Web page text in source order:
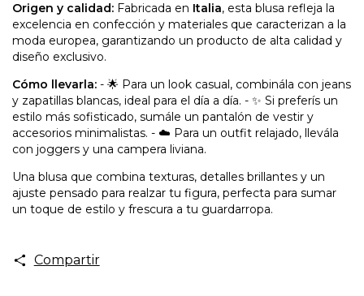
Origen y calidad: Fabricada en Italia, esta blusa refleja la
excelencia en confección y materiales que caracterizan a la
moda europea, garantizando un producto de alta calidad y
diseño exclusivo.
Cómo llevarla: - 🌟 Para un look casual, combinála con jeans
y zapatillas blancas, ideal para el día a día. - ✨ Si preferís un
estilo más sofisticado, sumále un pantalón de vestir y
accesorios minimalistas. - ☁️ Para un outfit relajado, llevála
con joggers y una campera liviana.
Una blusa que combina texturas, detalles brillantes y un
ajuste pensado para realzar tu figura, perfecta para sumar
un toque de estilo y frescura a tu guardarropa.
Compartir